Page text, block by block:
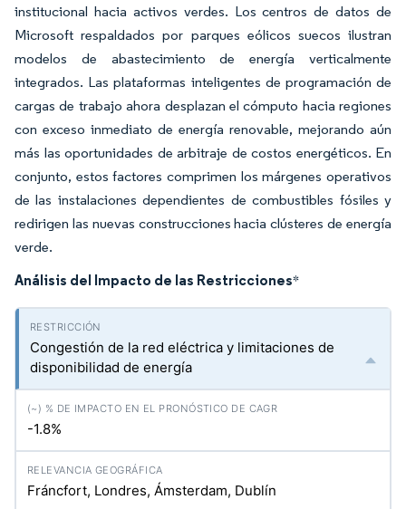
institucional hacia activos verdes. Los centros de datos de
Microsoft respaldados por parques eólicos suecos ilustran
modelos de abastecimiento de energía verticalmente
integrados. Las plataformas inteligentes de programación de
cargas de trabajo ahora desplazan el cómputo hacia regiones
con exceso inmediato de energía renovable, mejorando aún
más las oportunidades de arbitraje de costos energéticos. En
conjunto, estos factores comprimen los márgenes operativos
de las instalaciones dependientes de combustibles fósiles y
redirigen las nuevas construcciones hacia clústeres de energía
verde.
Análisis del Impacto de las Restricciones*
Congestión de la red eléctrica y limitaciones de
disponibilidad de energía
-1.8%
Fráncfort, Londres, Ámsterdam, Dublín